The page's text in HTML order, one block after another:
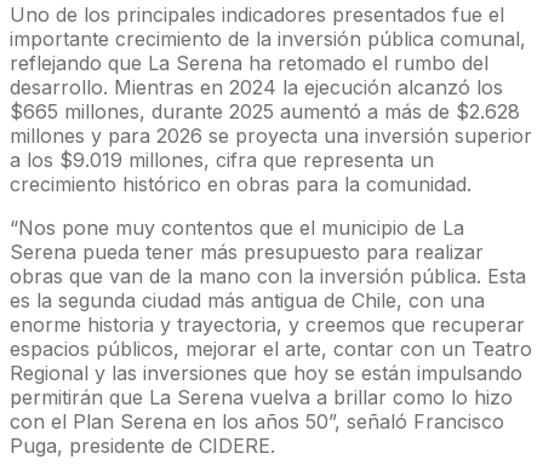
Uno de los principales indicadores presentados fue el
importante crecimiento de la inversión pública comunal,
reflejando que La Serena ha retomado el rumbo del
desarrollo. Mientras en 2024 la ejecución alcanzó los
$665 millones, durante 2025 aumentó a más de $2.628
millones y para 2026 se proyecta una inversión superior
a los $9.019 millones, cifra que representa un
crecimiento histórico en obras para la comunidad.
“Nos pone muy contentos que el municipio de La
Serena pueda tener más presupuesto para realizar
obras que van de la mano con la inversión pública. Esta
es la segunda ciudad más antigua de Chile, con una
enorme historia y trayectoria, y creemos que recuperar
espacios públicos, mejorar el arte, contar con un Teatro
Regional y las inversiones que hoy se están impulsando
permitirán que La Serena vuelva a brillar como lo hizo
con el Plan Serena en los años 50”, señaló Francisco
Puga, presidente de CIDERE.